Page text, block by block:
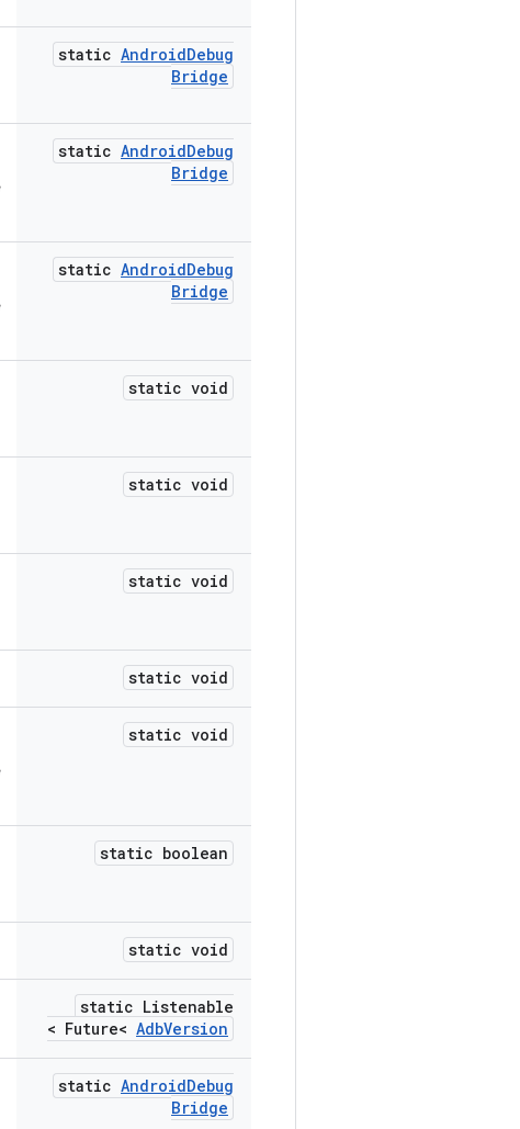
static AndroidDebug
Bridge
static AndroidDebug
Bridge
static AndroidDebug
Bridge
static void
static void
static void
static void
static void
static boolean
static void
static Listenable
Future< AdbVersion
>
static AndroidDebug
Bridge